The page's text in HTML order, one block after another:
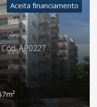
Aceita financiamento
AP0227